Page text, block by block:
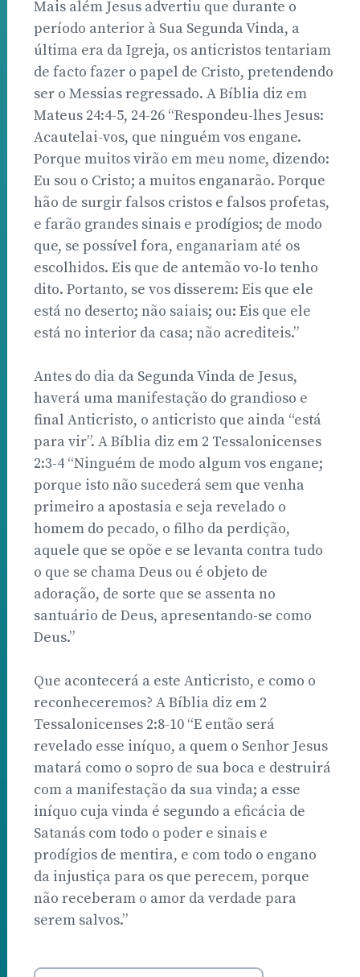
Mais além Jesus advertiu que durante o
período anterior à Sua Segunda Vinda, a
última era da Igreja, os anticristos tentariam
de facto fazer o papel de Cristo, pretendendo
ser o Messias regressado. A Bíblia diz em
Mateus 24:4-5, 24-26 “Respondeu-lhes Jesus:
Acautelai-vos, que ninguém vos engane.
Porque muitos virão em meu nome, dizendo:
Eu sou o Cristo; a muitos enganarão. Porque
hão de surgir falsos cristos e falsos profetas,
e farão grandes sinais e prodígios; de modo
que, se possível fora, enganariam até os
escolhidos. Eis que de antemão vo-lo tenho
dito. Portanto, se vos disserem: Eis que ele
está no deserto; não saiais; ou: Eis que ele
está no interior da casa; não acrediteis.”
Antes do dia da Segunda Vinda de Jesus,
haverá uma manifestação do grandioso e
final Anticristo, o anticristo que ainda “está
para vir”. A Bíblia diz em 2 Tessalonicenses
2:3-4 “Ninguém de modo algum vos engane;
porque isto não sucederá sem que venha
primeiro a apostasia e seja revelado o
homem do pecado, o filho da perdição,
aquele que se opõe e se levanta contra tudo
o que se chama Deus ou é objeto de
adoração, de sorte que se assenta no
santuário de Deus, apresentando-se como
Deus.”
Que acontecerá a este Anticristo, e como o
reconheceremos? A Bíblia diz em 2
Tessalonicenses 2:8-10 “E então será
revelado esse iníquo, a quem o Senhor Jesus
matará como o sopro de sua boca e destruirá
com a manifestação da sua vinda; a esse
iníquo cuja vinda é segundo a eficácia de
Satanás com todo o poder e sinais e
prodígios de mentira, e com todo o engano
da injustiça para os que perecem, porque
não receberam o amor da verdade para
serem salvos.”